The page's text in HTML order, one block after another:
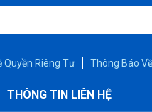
THÔNG TIN LIÊN HỆ
Quyền Riêng Tư Thông Báo